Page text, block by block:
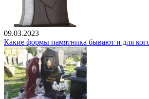
09.03.2023
Какие формы памятника бывают и для